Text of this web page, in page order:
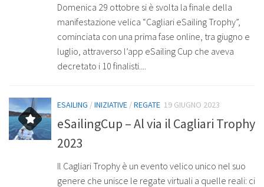
Domenica 29 ottobre si è svolta la finale della
manifestazione velica “Cagliari eSailing Trophy”,
cominciata con una prima fase online, tra giugno e
luglio, attraverso l’app eSailing Cup che aveva
decretato i 10 finalisti....
ESAILING /INIZIATIVE /REGATE 19 GIUGNO 2023
eSailingCup – Al via il Cagliari Trophy
2023
Il Cagliari Trophy è un evento velico unico nel suo
genere che unisce le regate virtuali a quelle reali: ci